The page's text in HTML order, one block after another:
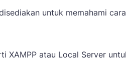
untuk memahami
XAMPP atau Local Server